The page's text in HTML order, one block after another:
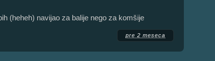
(heheh) navijao za balije nego za komšije
pre 2 meseca